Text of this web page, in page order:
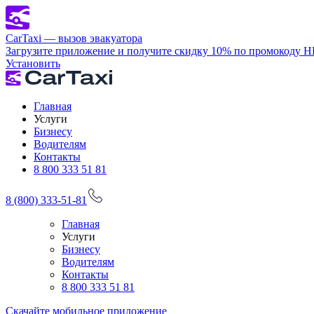
CarTaxi — вызов эвакуатора
Загрузите приложение и получите скидку 10% по промокоду
Установить
Главная
Услуги
Бизнесу
Водителям
Контакты
8 800 333 51 81
8 (800) 333-51-81
Главная
Услуги
Бизнесу
Водителям
Контакты
8 800 333 51 81
Скачайте мобильное приложение